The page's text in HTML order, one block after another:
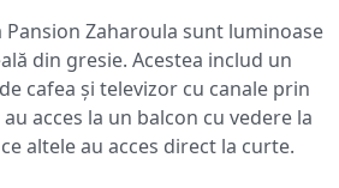
Pansion Zaharoula sunt luminoase
din gresie. Acestea includ un
cafea și televizor cu canale prin
acces la un balcon cu vedere la
altele au acces direct la curte.